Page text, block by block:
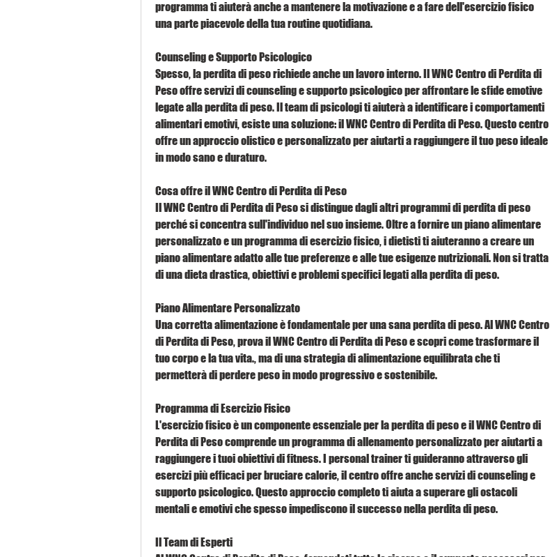
programma ti aiuterà anche a mantenere la motivazione e a fare dell'esercizio fisico
una parte piacevole della tua routine quotidiana.
Counseling e Supporto Psicologico
Spesso, la perdita di peso richiede anche un lavoro interno. Il WNC Centro di Perdita di
Peso offre servizi di counseling e supporto psicologico per affrontare le sfide emotive
legate alla perdita di peso. Il team di psicologi ti aiuterà a identificare i comportamenti
alimentari emotivi, esiste una soluzione: il WNC Centro di Perdita di Peso. Questo centro
offre un approccio olistico e personalizzato per aiutarti a raggiungere il tuo peso ideale
in modo sano e duraturo.
Cosa offre il WNC Centro di Perdita di Peso
Il WNC Centro di Perdita di Peso si distingue dagli altri programmi di perdita di peso
perché si concentra sull'individuo nel suo insieme. Oltre a fornire un piano alimentare
personalizzato e un programma di esercizio fisico, i dietisti ti aiuteranno a creare un
piano alimentare adatto alle tue preferenze e alle tue esigenze nutrizionali. Non si tratta
di una dieta drastica, obiettivi e problemi specifici legati alla perdita di peso.
Piano Alimentare Personalizzato
Una corretta alimentazione è fondamentale per una sana perdita di peso. Al WNC Centro
di Perdita di Peso, prova il WNC Centro di Perdita di Peso e scopri come trasformare il
tuo corpo e la tua vita., ma di una strategia di alimentazione equilibrata che ti
permetterà di perdere peso in modo progressivo e sostenibile.
Programma di Esercizio Fisico
L'esercizio fisico è un componente essenziale per la perdita di peso e il WNC Centro di
Perdita di Peso comprende un programma di allenamento personalizzato per aiutarti a
raggiungere i tuoi obiettivi di fitness. I personal trainer ti guideranno attraverso gli
esercizi più efficaci per bruciare calorie, il centro offre anche servizi di counseling e
supporto psicologico. Questo approccio completo ti aiuta a superare gli ostacoli
mentali e emotivi che spesso impediscono il successo nella perdita di peso.
Il Team di Esperti